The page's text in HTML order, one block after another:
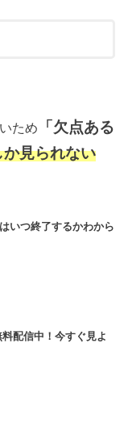
ため
「欠点ある
見られない
いつ終了するかわから
配信中！今すぐ見よ